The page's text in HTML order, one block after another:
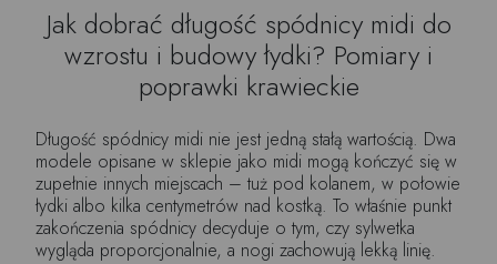
Jak dobrać długość spódnicy midi do
wzrostu i budowy łydki? Pomiary i
poprawki krawieckie
Długość spódnicy midi nie jest jedną stałą wartością. Dwa
modele opisane w sklepie jako midi mogą kończyć się w
zupełnie innych miejscach – tuż pod kolanem, w połowie
łydki albo kilka centymetrów nad kostką. To właśnie punkt
zakończenia spódnicy decyduje o tym, czy sylwetka
wygląda proporcjonalnie, a nogi zachowują lekką linię.